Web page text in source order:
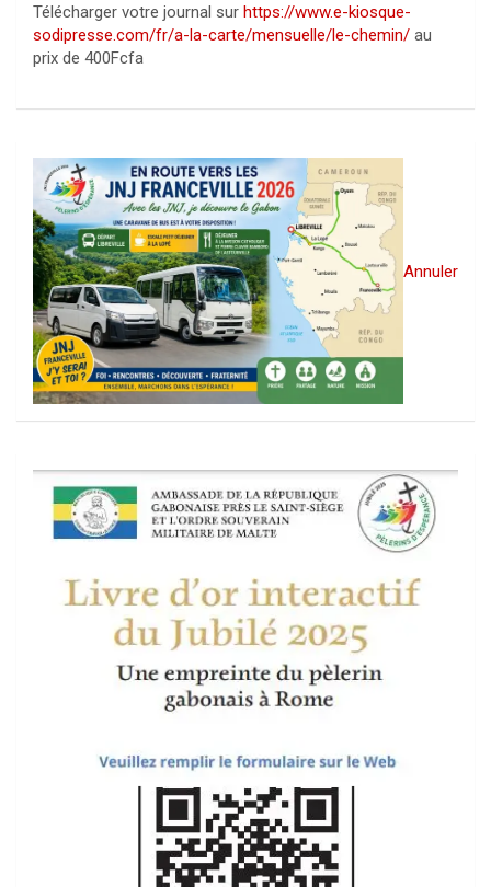
Télécharger votre journal sur https://www.e-kiosque-
sodipresse.com/fr/a-la-carte/mensuelle/le-chemin/ au
prix de 400Fcfa
Annuler